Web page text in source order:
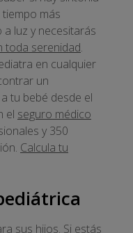
más
luz y necesitarás
toda serenidad.
en cualquier
un
tu bebé desde el
el seguro médico
y 350
Calcula tu
sus hijos. Si estás